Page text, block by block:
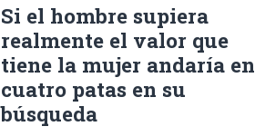
Si el hombre supiera
realmente el valor que
tiene la mujer andaría en
cuatro patas en su
búsqueda